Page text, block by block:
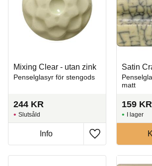
Mixing Clear - utan zink
Penselglasyr för stengods
244 KR
Lägg till i favoriter
Slutsåld
Info
Satin
matt
159 KR
I lager